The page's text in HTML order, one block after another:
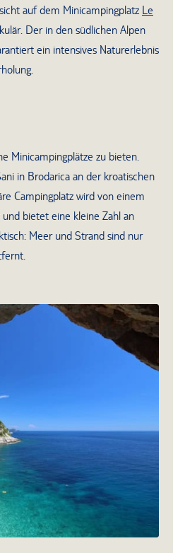
auf dem Minicampingplatz Le
Der in den südlichen Alpen
ein intensives Naturerlebnis
Minicampingplätze zu bieten.
in Brodarica an der kroatischen
Campingplatz wird von einem
bietet eine kleine Zahl an
Meer und Strand sind nur
malerische Orte an
in Kroatien